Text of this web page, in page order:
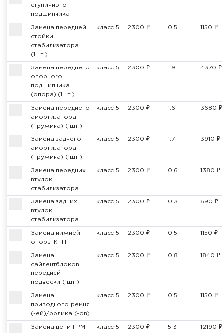
ступичного
подшипника
Замена передней
стойки
стабилизатора
(1шт.)
класс 5 2300 ₽ 0.5 1150 ₽
Замена переднего
опорного
подшипника
(опора) (1шт.)
класс 5 2300 ₽ 1.9 4370 ₽
Замена переднего
амортизатора
(пружина) (1шт.)
класс 5 2300 ₽ 1.6 3680 ₽
Замена заднего
амортизатора
(пружина) (1шт.)
класс 5 2300 ₽ 1.7 3910 ₽
Замена передних
втулок
стабилизатора
класс 5 2300 ₽ 0.6 1380 ₽
Замена задних
втулок
стабилизатора
класс 5 2300 ₽ 0.3 690 ₽
Замена нижней
опоры КПП
класс 5 2300 ₽ 0.5 1150 ₽
Замена
сайлентблоков
передней
подвески (1шт.)
класс 5 2300 ₽ 0.8 1840 ₽
Замена
приводного ремня
(-ей)/ролика (-ов)
класс 5 2300 ₽ 0.5 1150 ₽
Замена цепи ГРМ класс 5 2300 ₽ 5.3 12190 ₽